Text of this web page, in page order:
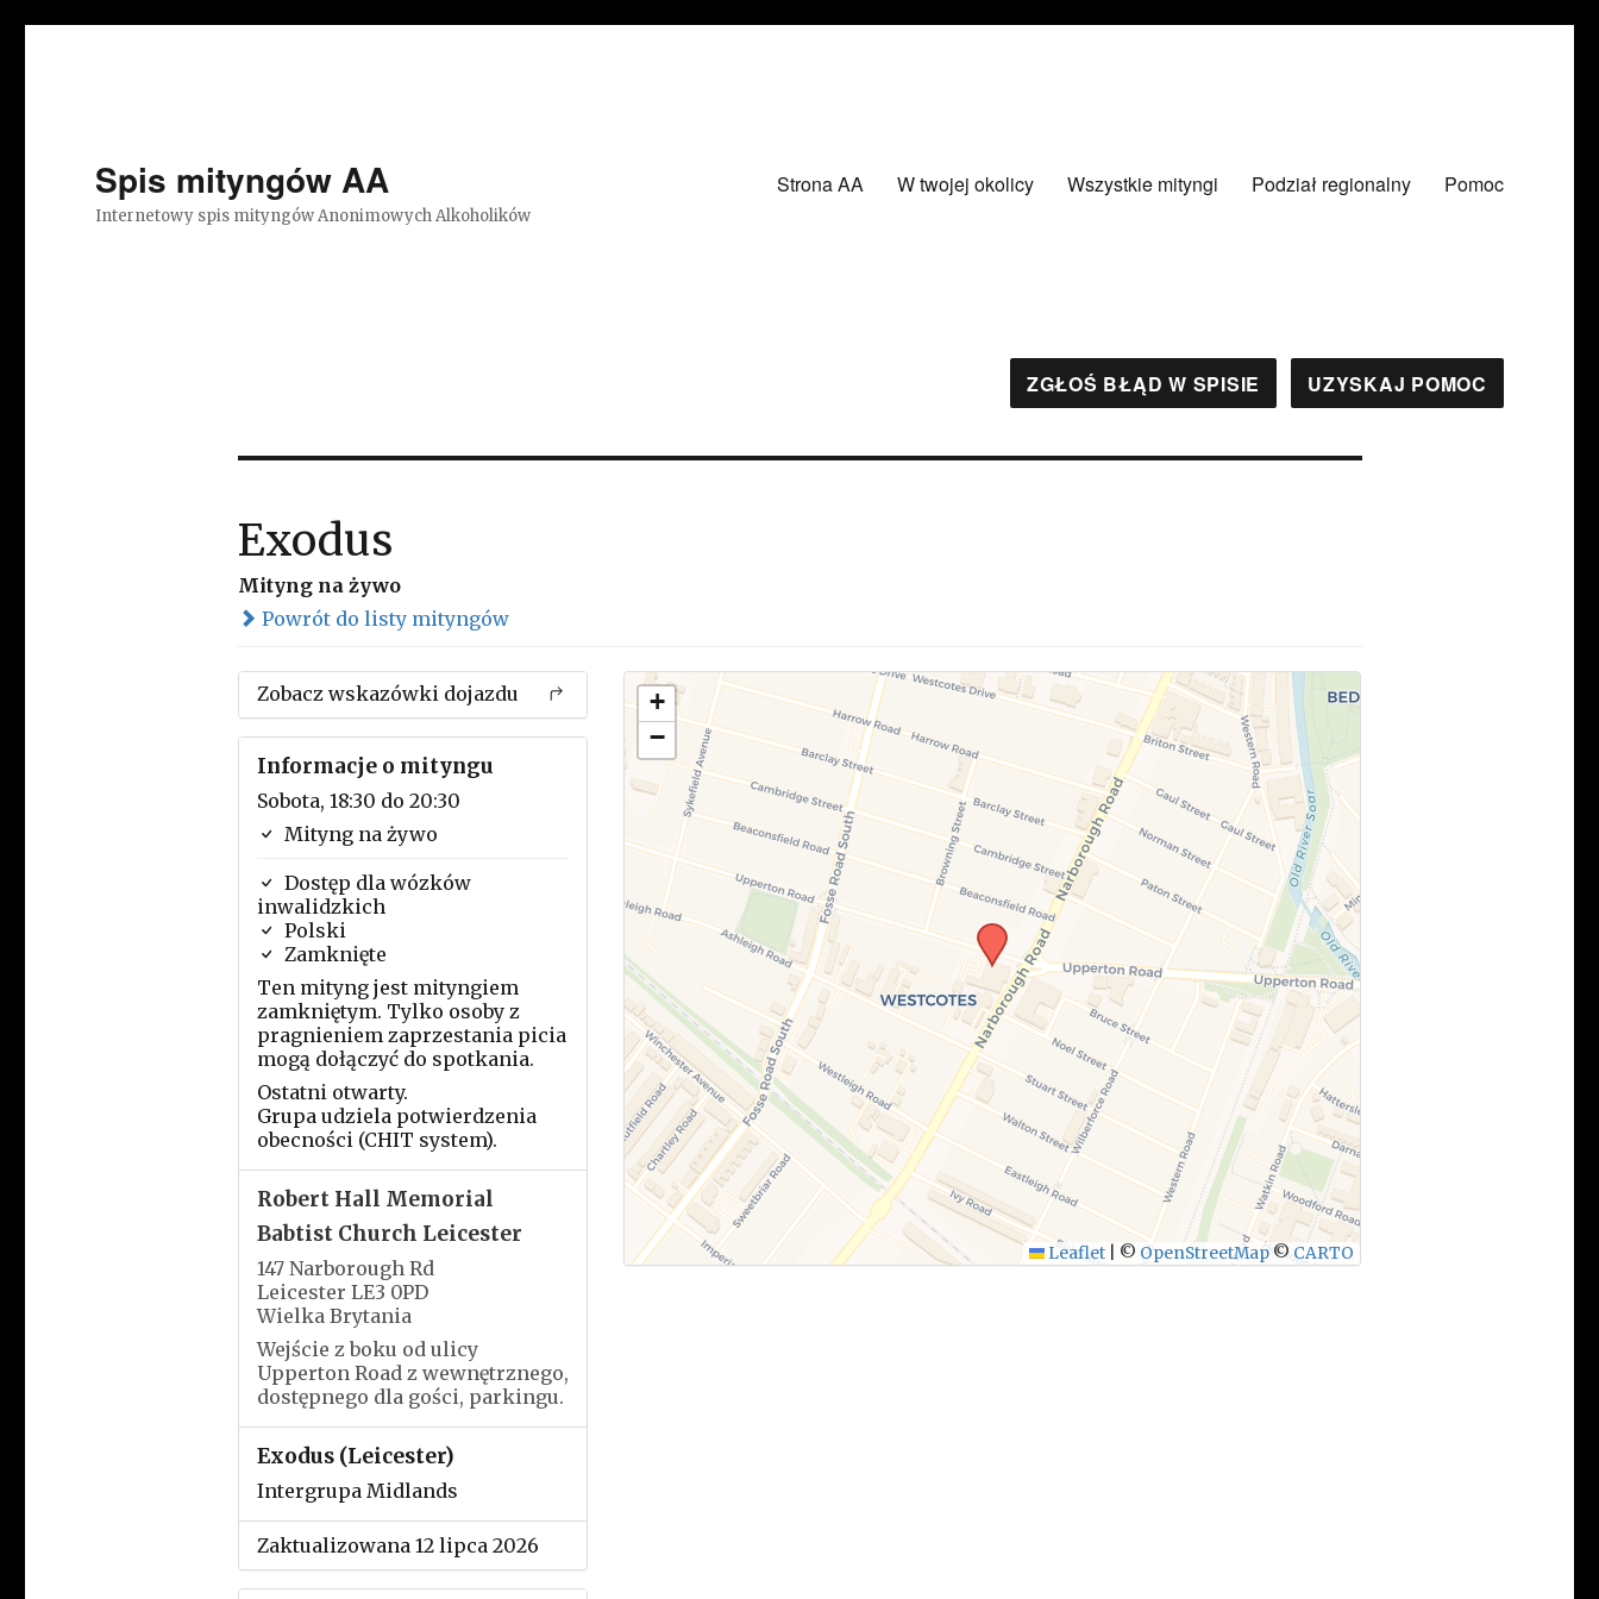
Spis mityngów AA
Internetowy spis mityngów Anonimowych Alkoholików
Strona AA W twojej okolicy Wszystkie mityngi Podział regionalny Pomoc
ZGŁOŚ BŁĄD W SPISIE UZYSKAJ POMOC
Exodus
Mityng na żywo
Powrót do listy mityngów
Zobacz wskazówki dojazdu
Informacje o mityngu
Sobota, 18:30 do 20:30
Mityng na żywo
Dostęp dla wózków
inwalidzkich
Polski
Zamknięte
Ten mityng jest mityngiem
zamkniętym. Tylko osoby z
pragnieniem zaprzestania picia
mogą dołączyć do spotkania.
Ostatni otwarty.
Grupa udziela potwierdzenia
obecności (CHIT system).
Robert Hall Memorial
Babtist Church Leicester
147 Narborough Rd
Leicester LE3 0PD
Wielka Brytania
Wejście z boku od ulicy
Upperton Road z wewnętrznego,
dostępnego dla gości, parkingu.
Exodus (Leicester)
Intergrupa Midlands
Zaktualizowana 12 lipca 2026
+
−
Leaflet © OpenStreetMap ©CARTO